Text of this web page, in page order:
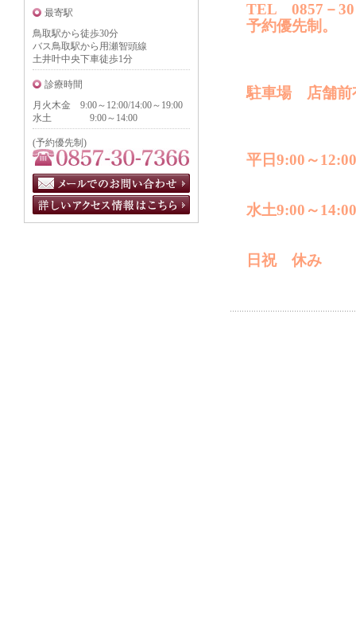
TEL 0857－30
予約優先制。
駐車場 店舗前
平日9:00～
水土9:00～14:00
日祝 休み
最寄駅
鳥取駅から徒歩30分
バス鳥取駅から用瀬智頭線
土井叶中央下車徒歩1分
診療時間
月火木金 9:00～12:00/14:00～19:00
水土 9:00～14:00
(予約優先制)